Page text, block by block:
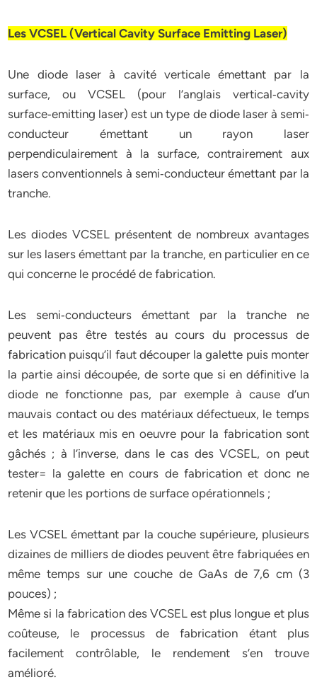
Les VCSEL (Vertical Cavity Surface Emitting Laser)
Une diode laser à cavité verticale émettant par la
surface, ou VCSEL (pour l’anglais vertical‐cavity
surface‐emitting laser) est un type de diode laser à semi‐
conducteur émettant un rayon laser
perpendiculairement à la surface, contrairement aux
lasers conventionnels à semi‐conducteur émettant par la
tranche.
Les diodes VCSEL présentent de nombreux avantages
sur les lasers émettant par la tranche, en particulier en ce
qui concerne le procédé de fabrication.
Les semi‐conducteurs émettant par la tranche ne
peuvent pas être testés au cours du processus de
fabrication puisqu’il faut découper la galette puis monter
la partie ainsi découpée, de sorte que si en définitive la
diode ne fonctionne pas, par exemple à cause d’un
mauvais contact ou des matériaux défectueux, le temps
et les matériaux mis en oeuvre pour la fabrication sont
gâchés ; à l’inverse, dans le cas des VCSEL, on peut
tester= la galette en cours de fabrication et donc ne
retenir que les portions de surface opérationnels ;
Les VCSEL émettant par la couche supérieure, plusieurs
dizaines de milliers de diodes peuvent être fabriquées en
même temps sur une couche de GaAs de 7,6 cm (3
pouces) ;
Même si la fabrication des VCSEL est plus longue et plus
coûteuse, le processus de fabrication étant plus
facilement contrôlable, le rendement s’en trouve
amélioré.